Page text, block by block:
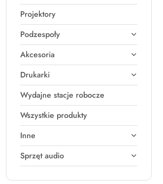
Projektory
Podzespoły
Akcesoria
Drukarki
Wydajne stacje robocze
Wszystkie produkty
Inne
Sprzęt audio